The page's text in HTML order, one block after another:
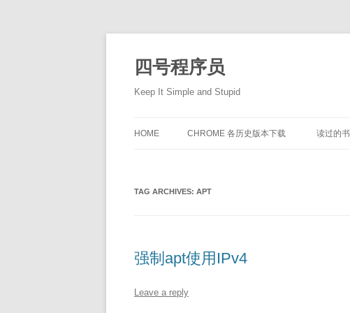
content
四号程序员
Keep It Simple and Stupid
HOME CHROME 各历史版本下载 读过的书
TAG ARCHIVES: APT
强制apt使用IPv4
Leave a reply